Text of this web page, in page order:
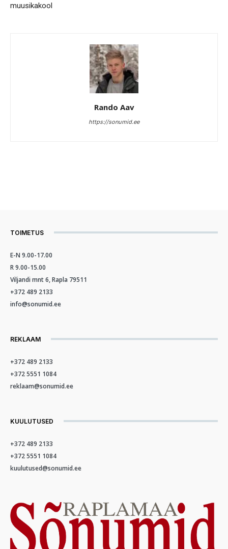
muusikakool
Rando Aav
https://sonumid.ee
TOIMETUS
E-N 9.00-17.00
R 9.00-15.00
Viljandi mnt 6, Rapla 79511
+372 489 2133
info@sonumid.ee
REKLAAM
+372 489 2133
+372 5551 1084
reklaam@sonumid.ee
KUULUTUSED
+372 489 2133
+372 5551 1084
kuulutused@sonumid.ee